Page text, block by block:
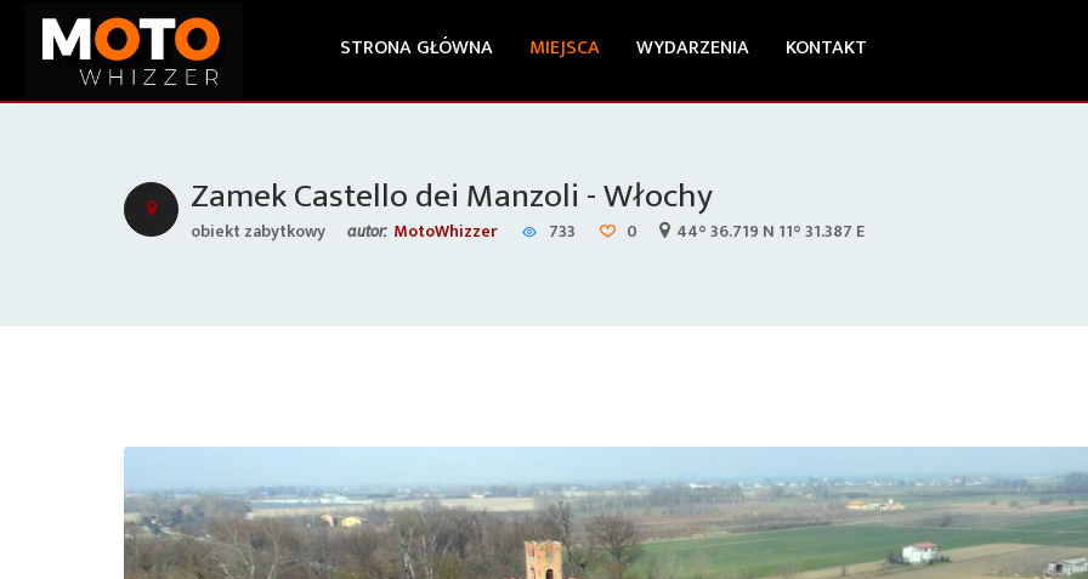
STRONA GŁÓWNA MIEJSCA WYDARZENIA KONTAKT
Zamek Castello dei Manzoli - Włochy
obiekt zabytkowy autor: MotoWhizzer 733 0 44° 36.719 N 11° 31.387 E